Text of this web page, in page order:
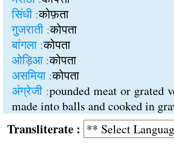
सिंधी :कोफ़ता
गुजराती :कोपता
बांगला :कोपता
ओड़िआ :कोपता
असमिया :कोपता
अंग्रेजी :pounded meat or grated
made into balls and cooked in
: